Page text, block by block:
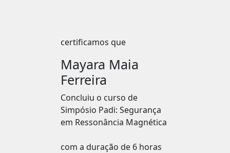
certificamos que
Mayara Maia
Ferreira
Concluiu o curso de
Simpósio Padi: Segurança
em Ressonância Magnética
com a duração de 6 horas